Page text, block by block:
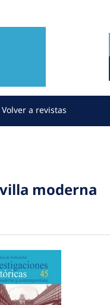
Volver a revistas
moderna